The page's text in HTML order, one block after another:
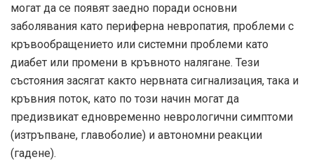
могат да се появят заедно поради основни
заболявания като периферна невропатия, проблеми с
кръвообращението или системни проблеми като
диабет или промени в кръвното налягане. Тези
състояния засягат както нервната сигнализация, така и
кръвния поток, като по този начин могат да
предизвикат едновременно неврологични симптоми
(изтръпване, главоболие) и автономни реакции
(гадене).